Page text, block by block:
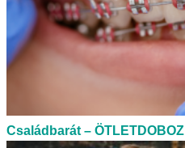
Családbarát – ÖTLETDOBOZ